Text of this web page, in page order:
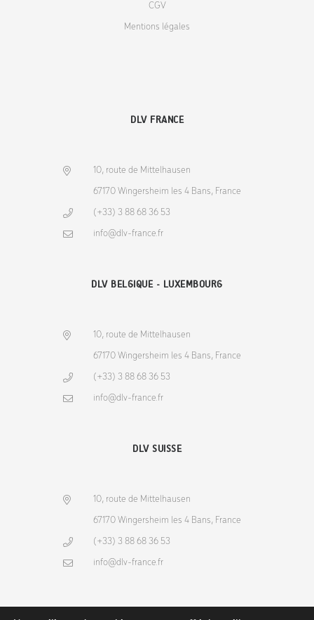
CGV
Mentions légales
DLV FRANCE
10, route de Mittelhausen
67170 Wingersheim les 4 Bans, France
(+33) 3 88 68 36 53
info@dlv-france.fr
DLV BELGIQUE - LUXEMBOURG
10, route de Mittelhausen
67170 Wingersheim les 4 Bans, France
(+33) 3 88 68 36 53
info@dlv-france.fr
DLV SUISSE
10, route de Mittelhausen
67170 Wingersheim les 4 Bans, France
(+33) 3 88 68 36 53
info@dlv-france.fr